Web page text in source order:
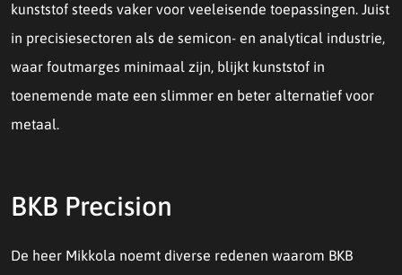
kunststof steeds vaker voor veeleisende toepassingen. Juist
in precisiesectoren als de semicon- en analytical industrie,
waar foutmarges minimaal zijn, blijkt kunststof in
toenemende mate een slimmer en beter alternatief voor
metaal.
BKB Precision
De heer Mikkola noemt diverse redenen waarom BKB